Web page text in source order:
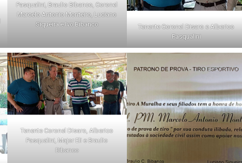
Pasqualini, Braulio Bibanco, Coronel
Marcelo Antonio Monteiro, Luciano
Siqueira e Ivo Bibanco
Tenente Coronel Disaro e Alberico
Pasqualini
Tenente Coronel Disaro, Alberico
Pasqualini, Major Eli e Braulio
Bibanco